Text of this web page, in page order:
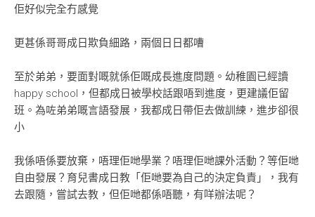
佢好似完全冇感覺
更甚係哥哥成日欺負細路，兩個日日都嘈
至於弟弟，要面對嘅就係佢嘅成長進度問題。幼稚園已經讀
happy school，但都成日被學校話跟唔到進度，更建議佢留
班。為咗弟弟嘅言語發展，我都成日帶佢去做訓練，進步卻很
小
我係唔係要放棄，唔理佢哋學業？唔理佢哋課外活動？等佢哋
自由發展？育兒書成日教「佢哋要為自己的決定負責」，我有
去跟隨，嘗試去教，但佢哋都係唔聽，有咩辦法呢？